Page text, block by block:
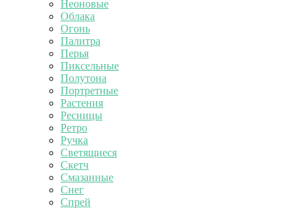
Неоновые
Облака
Огонь
Палитра
Перья
Пиксельные
Полутона
Портретные
Растения
Ресницы
Ретро
Ручка
Светящиеся
Скетч
Смазанные
Снег
Спрей